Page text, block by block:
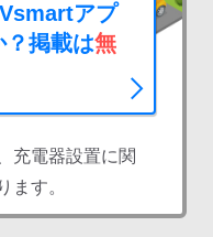
アプ
？掲載は無
充電器設置に関
ます。